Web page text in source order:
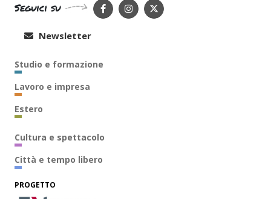
Seguici su
Newsletter
Studio e formazione
Lavoro e impresa
Estero
Cultura e spettacolo
Città e tempo libero
PROGETTO